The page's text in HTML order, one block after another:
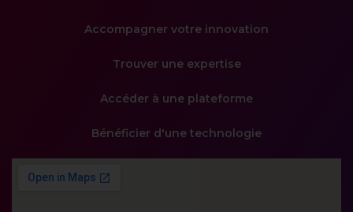
LinkedIn
Twitter
Navigation
principale
Accompagner votre innovation
Trouver une expertise
Accéder à une plateforme
Bénéficier d'une technologie